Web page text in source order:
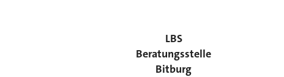
LBS
Beratungsstelle
Bitburg